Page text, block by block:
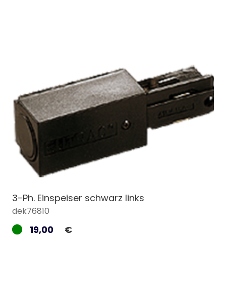
3-Ph. Einspeiser schwarz links
dek76810
19,00 €